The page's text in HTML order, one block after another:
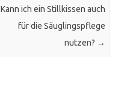
Kann ich ein Stillkissen auch
für die Säuglingspflege
nutzen? →